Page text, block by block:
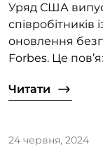
Уряд США
оновлення
Forbes. Це
Читати
24 червня, 2024